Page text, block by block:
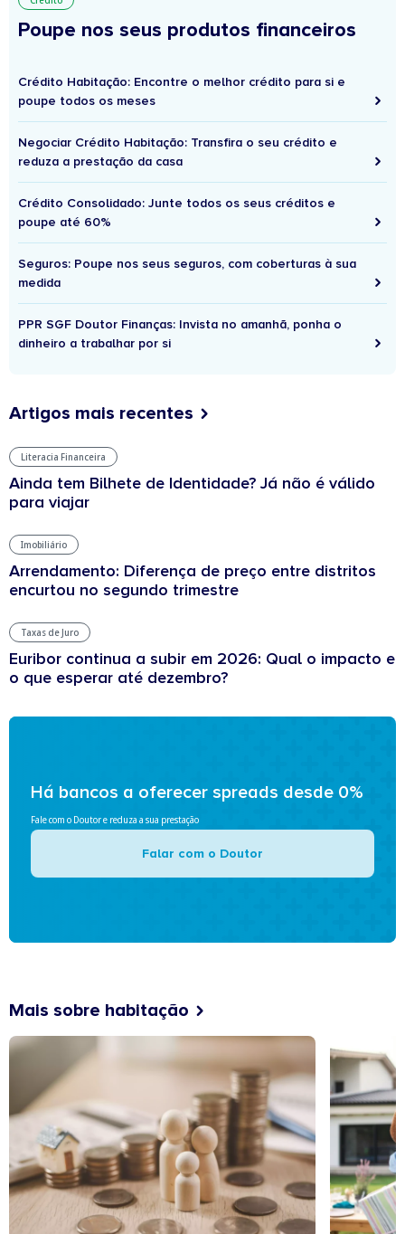
Poupe nos seus produtos financeiros
Crédito Habitação: Encontre o melhor crédito para si e
poupe todos os meses
Negociar Crédito Habitação: Transfira o seu crédito e
reduza a prestação da casa
Crédito Consolidado: Junte todos os seus créditos e
poupe até 60%
Seguros: Poupe nos seus seguros, com coberturas à sua
medida
PPR SGF Doutor Finanças: Invista no amanhã, ponha o
dinheiro a trabalhar por si
Artigos mais recentes
Literacia Financeira
Ainda tem Bilhete de Identidade? Já não é válido
para viajar
Imobiliário
Arrendamento: Diferença de preço entre distritos
encurtou no segundo trimestre
Taxas de Juro
Euribor continua a subir em 2026: Qual o impacto e
o que esperar até dezembro?
Há bancos a oferecer spreads desde 0%
Fale com o Doutor e reduza a sua prestação
Falar com o Doutor
Mais sobre habitação